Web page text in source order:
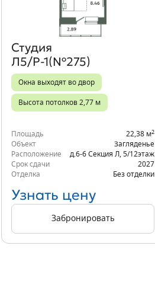
Студия
Л5/Р-1(№275)
Окна выходят во двор
Высота потолков 2,77 м
Площадь 22,38 м2
Объект
Загляденье
Расположение
д.6-6 Секция Л 5/12этаж
Срок сдачи
2027
Отделка
Без отделки
Узнать цену
Забронировать